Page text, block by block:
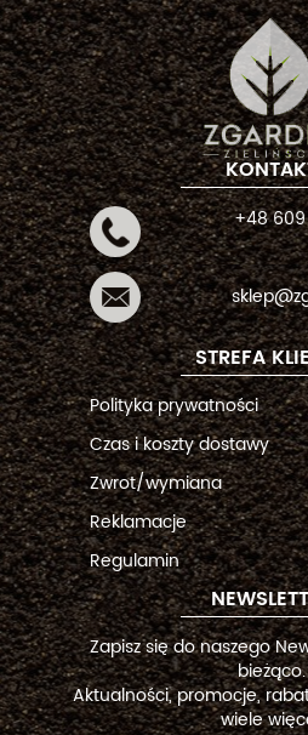
+48
STREFA
Polityka prywatności
Czas i koszty dostawy
Zwrot/wymiana
Reklamacje
Regulamin
Zapisz się do naszego
bieżąco.
Aktualności, promocje,
wiele